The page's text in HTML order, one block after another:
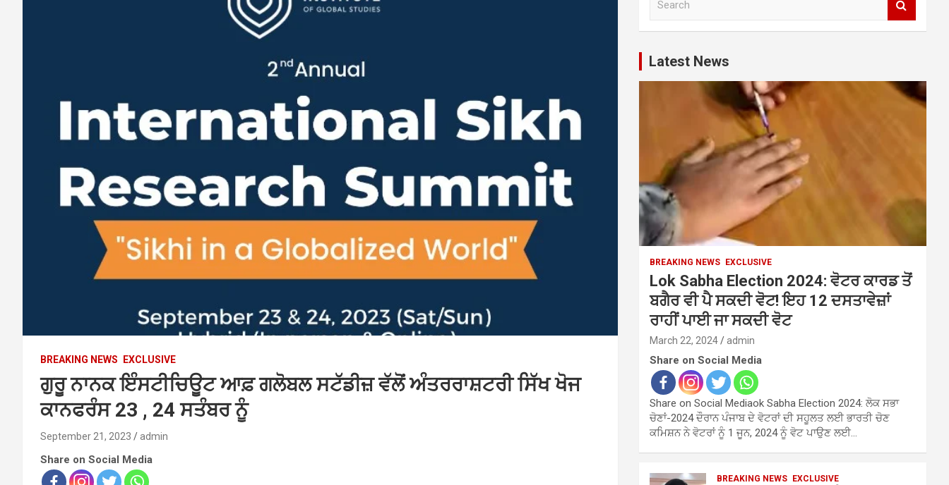
BREAKING NEWS EXCLUSIVE
ਗੁਰੂ ਨਾਨਕ ਇੰਸਟੀਚਿਊਟ ਆਫ਼ ਗਲੋਬਲ ਸਟੱਡੀਜ਼ ਵੱਲੋਂ ਅੰਤਰਰਾਸ਼ਟਰੀ ਸਿੱਖ ਖੋਜ
ਕਾਨਫਰੰਸ 23 , 24 ਸਤੰਬਰ ਨੂੰ
September 21, 2023 admin
Share on Social Media
c
h
Latest News
BREAKING NEWS EXCLUSIVE
Lok Sabha Election 2024: ਵੋਟਰ ਕਾਰਡ ਤੋਂ
ਬਗੈਰ ਵੀ ਪੈ ਸਕਦੀ ਵੋਟ! ਇਹ 12 ਦਸਤਾਵੇਜ਼ਾਂ
ਰਾਹੀਂ ਪਾਈ ਜਾ ਸਕਦੀ ਵੋਟ
March 22, 2024 admin
Share on Social Media
Share on Social Mediaok Sabha Election 2024: ਲੋਕ ਸਭਾ
ਚੋਣਾਂ-2024 ਦੌਰਾਨ ਪੰਜਾਬ ਦੇ ਵੋਟਰਾਂ ਦੀ ਸਹੂਲਤ ਲਈ ਭਾਰਤੀ ਚੋਣ
ਕਮਿਸ਼ਨ ਨੇ ਵੋਟਰਾਂ ਨੂੰ 1 ਜੂਨ, 2024 ਨੂੰ ਵੋਟ ਪਾਉਣ ਲਈ…
BREAKING NEWS EXCLUSIVE